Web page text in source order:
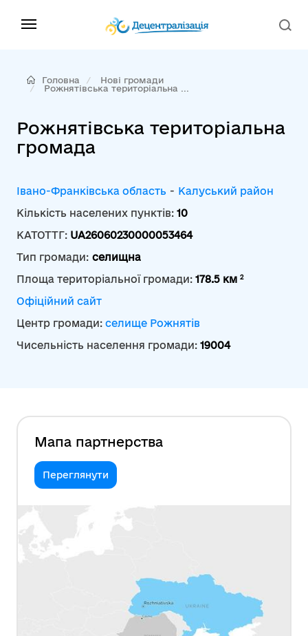
Головна
Нові громади
Рожнятівська територіальна ...
Рожнятівська територіальна
громада
Івано-Франківська область - Калуський район
Кількість населених пунктів: 10
КАТОТТГ: UA26060230000053464
Тип громади: селищна
Площа територіальної громади: 178.5 км 2
Офіційний сайт
Центр громади: селище Рожнятів
Чисельність населення громади: 19004
Мапа партнерства
Переглянути